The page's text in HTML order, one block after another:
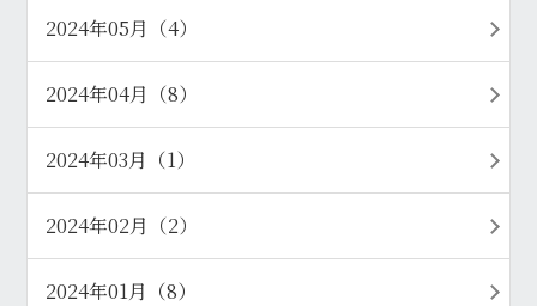
2024年05月（4）
2024年04月（8）
2024年03月（1）
2024年02月（2）
2024年01月（8）